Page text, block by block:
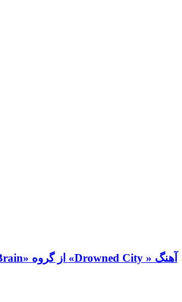
آهنگ « Drowned City» از گروه «Unpacked Brain»